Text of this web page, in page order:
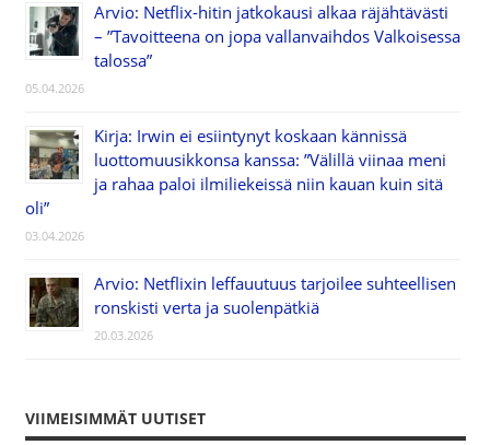
Arvio: Netflix-hitin jatkokausi alkaa räjähtävästi
– ”Tavoitteena on jopa vallanvaihdos Valkoisessa
talossa”
05.04.2026
Kirja: Irwin ei esiintynyt koskaan kännissä
luottomuusikkonsa kanssa: ”Välillä viinaa meni
ja rahaa paloi ilmiliekeissä niin kauan kuin sitä
oli”
03.04.2026
Arvio: Netflixin leffauutuus tarjoilee suhteellisen
ronskisti verta ja suolenpätkiä
20.03.2026
VIIMEISIMMÄT UUTISET